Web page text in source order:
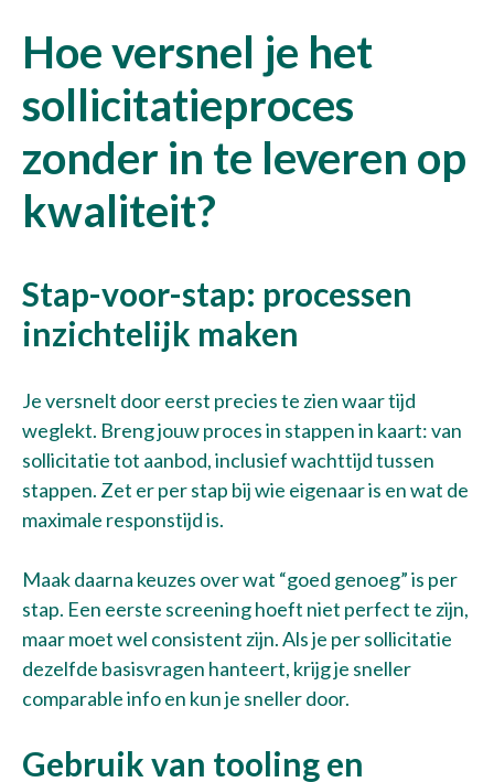
Hoe versnel je het
sollicitatieproces
zonder in te leveren op
kwaliteit?
Stap-voor-stap: processen
inzichtelijk maken
Je versnelt door eerst precies te zien waar tijd
weglekt. Breng jouw proces in stappen in kaart: van
sollicitatie tot aanbod, inclusief wachttijd tussen
stappen. Zet er per stap bij wie eigenaar is en wat de
maximale responstijd is.
Maak daarna keuzes over wat “goed genoeg” is per
stap. Een eerste screening hoeft niet perfect te zijn,
maar moet wel consistent zijn. Als je per sollicitatie
dezelfde basisvragen hanteert, krijg je sneller
comparable info en kun je sneller door.
Gebruik van tooling en